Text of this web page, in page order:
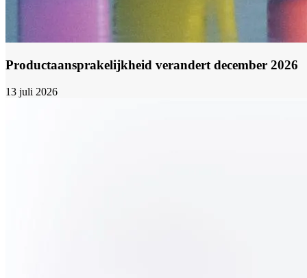
Productaansprakelijkheid verandert december 2026
13 juli 2026